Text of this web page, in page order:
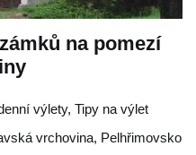
na pomezí
výlety, Tipy na výlet
vrchovina, Pelhřimovsko